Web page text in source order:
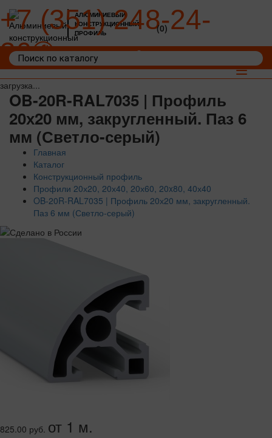
загрузка...
АЛЮМИНИЕВЫЙ
КОНСТРУКЦИОННЫЙ
ПРОФИЛЬ
+7 (351) 248-24-
36
(0)
Toggle
OB-20R-RAL7035 | Профиль
20х20 мм, закругленный. Паз 6
мм (Светло-серый)
Главная
Каталог
Конструкционный профиль
Профили 20х20, 20х40, 20х60, 20x80, 40х40
OB-20R-RAL7035 | Профиль 20х20 мм, закругленный.
Паз 6 мм (Светло-серый)
825.00 руб. от 1 м.